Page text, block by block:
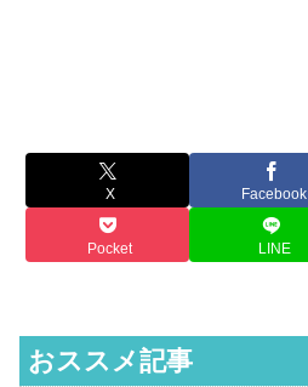
X Facebook
Pocket LINE
おススメ記事